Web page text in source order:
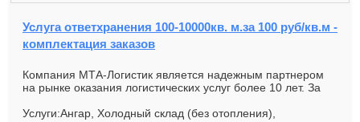
Услуга ответхранения 100-10000кв. м.за 100 руб/кв.м -
комплектация заказов
Компания МТА-Логистик является надежным партнером
на рынке оказания логистических услуг более 10 лет. За
Услуги:Ангар, Холодный склад (без отопления),